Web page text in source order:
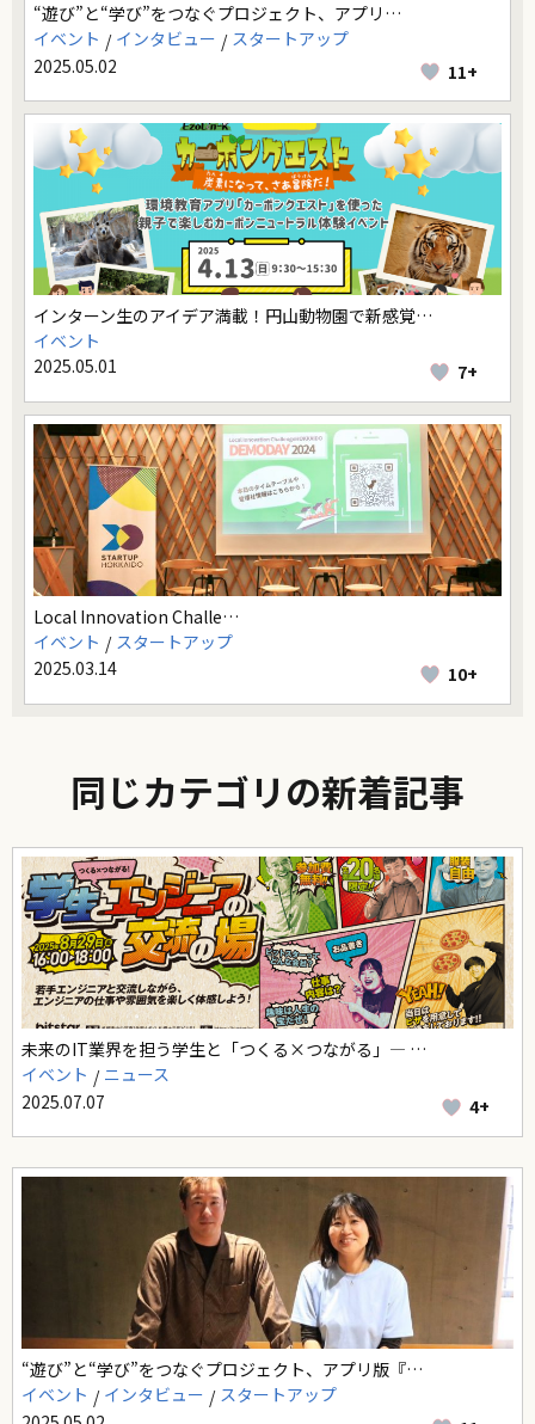
“遊び”と“学び”をつなぐプロジェクト、アプリ…
イベント
インタビュー
スタートアップ
2025.05.02
11+
インターン生のアイデア満載！円山動物園で新感覚…
イベント
2025.05.01
7+
Local Innovation Challe…
イベント
スタートアップ
2025.03.14
10+
同じカテゴリの新着記事
未来のIT業界を担う学生と「つくる×つながる」― …
イベント
ニュース
2025.07.07
4+
“遊び”と“学び”をつなぐプロジェクト、アプリ版『…
イベント
インタビュー
スタートアップ